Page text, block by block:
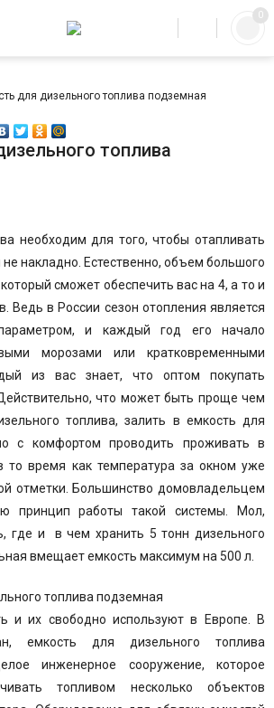
0
для дизельного топлива подземная
топлива
необходим для того, чтобы отапливать
накладно. Естественно, объем большого
сможет обеспечить вас на 4, а то и
Ведь в России сезон отопления является
и каждый год его начало
морозами или кратковременными
из вас знает, что оптом покупать
что может быть проще чем
топлива, залить в емкость для
с комфортом проводить проживать в
то время как температура за окном уже
отметки. Большинство домовладельцем
принцип работы такой системы. Мол,
где и в чем хранить 5 тонн дизельного
вмещает емкость максимум на 500 л.
и их свободно используют в Европе. В
емкость для дизельного топлива
инженерное сооружение, которое
топливом несколько объектов